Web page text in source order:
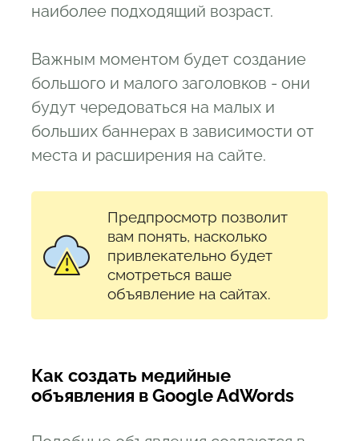
наиболее подходящий возраст.
Важным моментом будет создание
большого и малого заголовков - они
будут чередоваться на малых и
больших баннерах в зависимости от
места и расширения на сайте.
Предпросмотр позволит
вам понять, насколько
привлекательно будет
смотреться ваше
объявление на сайтах.
Как создать медийные
объявления в Google AdWords